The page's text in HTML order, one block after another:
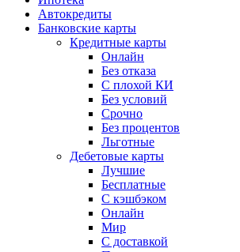
Автокредиты
Банковские карты
Кредитные карты
Онлайн
Без отказа
С плохой КИ
Без условий
Срочно
Без процентов
Льготные
Дебетовые карты
Лучшие
Бесплатные
С кэшбэком
Онлайн
Мир
С доставкой